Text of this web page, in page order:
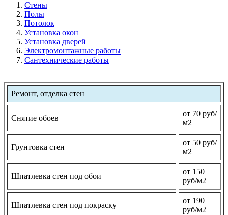
Стены
Полы
Потолок
Установка окон
Установка дверей
Электромонтажные работы
Сантехнические работы
Ремонт, отделка стен
Снятие обоев
от 70 руб/
м2
Грунтовка стен
от 50 руб/
м2
Шпатлевка стен под обои
от 150
руб/м2
Шпатлевка стен под покраску
от 190
руб/м2